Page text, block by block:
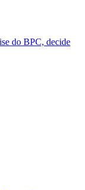
do BPC, decide